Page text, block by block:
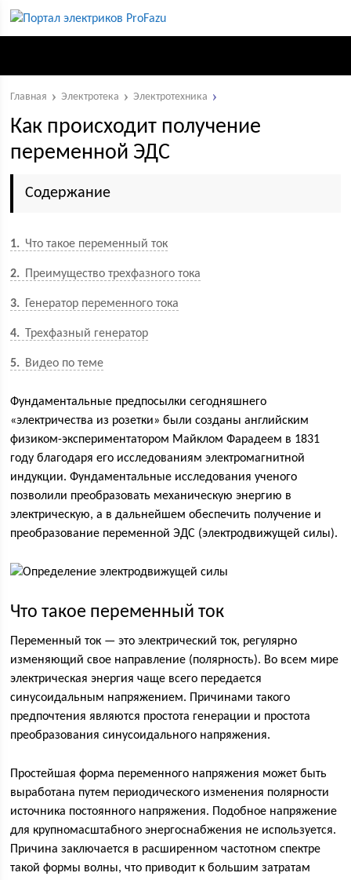
Главная Электротека Электротехника
Как происходит получение
переменной ЭДС
Содержание
1 Что такое переменный ток
2 Преимущество трехфазного тока
3 Генератор переменного тока
4 Трехфазный генератор
5 Видео по теме
Фундаментальные предпосылки сегодняшнего
«электричества из розетки» были созданы английским
физиком-экспериментатором Майклом Фарадеем в 1831
году благодаря его исследованиям электромагнитной
индукции. Фундаментальные исследования ученого
позволили преобразовать механическую энергию в
электрическую, а в дальнейшем обеспечить получение и
преобразование переменной ЭДС (электродвижущей силы).
Что такое переменный ток
Переменный ток — это электрический ток, регулярно
изменяющий свое направление (полярность). Во всем мире
электрическая энергия чаще всего передается
синусоидальным напряжением. Причинами такого
предпочтения являются простота генерации и простота
преобразования синусоидального напряжения.
Простейшая форма переменного напряжения может быть
выработана путем периодического изменения полярности
источника постоянного напряжения. Подобное напряжение
для крупномасштабного энергоснабжения не используется.
Причина заключается в расширенном частотном спектре
такой формы волны, что приводит к большим затратам